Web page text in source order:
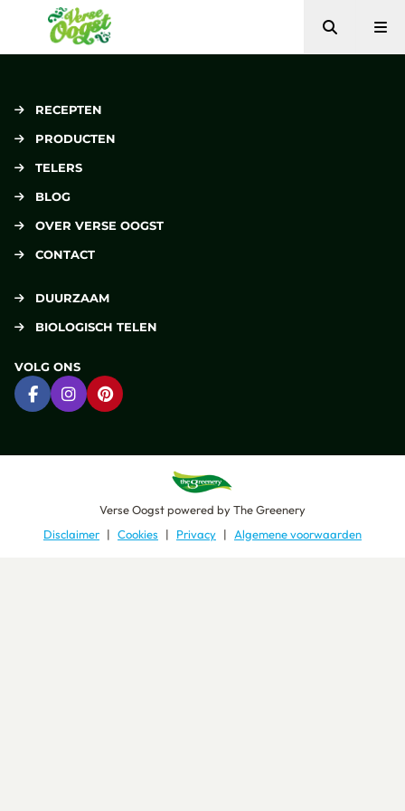
Verse Oogst
Zoeken
RECEPTEN
PRODUCTEN
TELERS
BLOG
OVER VERSE OOGST
CONTACT
DUURZAAM
BIOLOGISCH TELEN
VOLG ONS
Ga naar Facebook
Ga naar Instagram
Ga naar Pinterest
Verse Oogstpowered byThe Greenery
Disclaimer
Cookies Privacy Algemene voorwaarden